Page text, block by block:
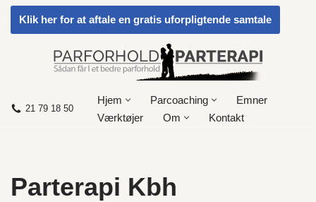
Spring
Klik her for at aftale en gratis uforpligtende samtale
21 79 18 50
Hjem Parcoaching
Emner
Værktøjer
Om Kontakt
Parterapi Kbh